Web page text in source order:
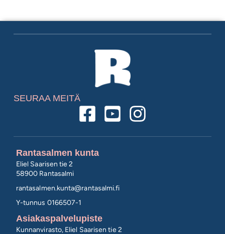
Rantasalmen kunta
Eliel Saarisen tie 2
58900 Rantasalmi
rantasalmen.kunta@rantasalmi.fi
Y-tunnus 0166507-1
Asiakaspalvelupiste
Kunnanvirasto, Eliel Saarisen tie 2
SEURAA MEITÄ